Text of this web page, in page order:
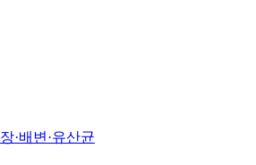
장·배변·유산균